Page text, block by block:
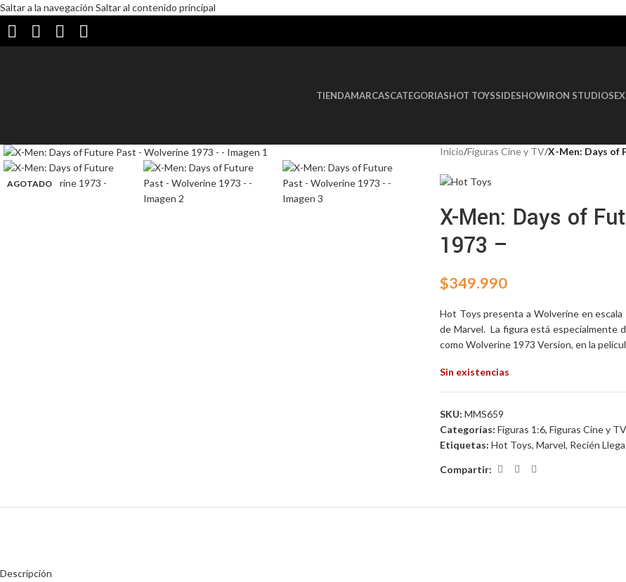
Saltar a la navegación Saltar al contenido principal
TIENDAMARCASCATEGORIASHOT TOYSSIDESHOWIRON STUDIOS
AGOTADO
Inicio/Figuras Cine y TV/X-Men: Days of
X-Men: Days of
1973 –
$349.990
Hot Toys presenta a Wolverine en
de Marvel. La figura está especialmente
como Wolverine 1973 Version, en la
Sin existencias
SKU: MMS659
Categorías: Figuras 1:6, Figuras Cine y TV
Etiquetas: Hot Toys, Marvel, Recién
Compartir:
Descripción